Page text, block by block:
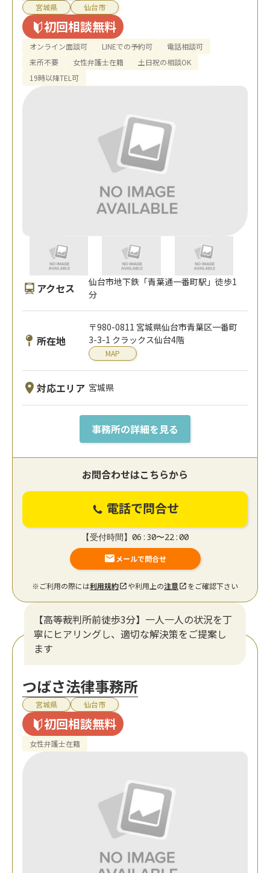
宮城県 仙台市
初回相談無料
オンライン面談可 LINEでの予約可
電話相談可
来所不要
女性弁護士在籍
土日祝の相談OK
19時以降TEL可
アクセス
仙台市地下鉄「青葉通一番町駅」徒歩1
分
所在地
〒980-0811 宮城県仙台市青葉区一番町
3-3-1 クラックス仙台4階
MAP
対応エリア 宮城県
事務所の詳細を見る
お問合わせはこちらから
電話で問合せ
【受付時間】06:30〜22:00
メールで問合せ
※ご利用の際には利用規約 や利用上の注意 をご確認下さい
【高等裁判所前徒歩3分】一人一人の状況を丁
寧にヒアリングし、適切な解決策をご提案し
ます
つばさ法律事務所
宮城県 仙台市
初回相談無料
女性弁護士在籍